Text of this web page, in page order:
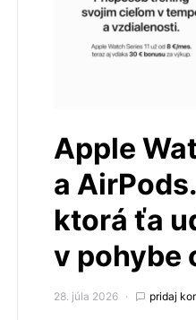
Apple
a
ktorá ťa
v pohybe
28. júla 2026 pridaj